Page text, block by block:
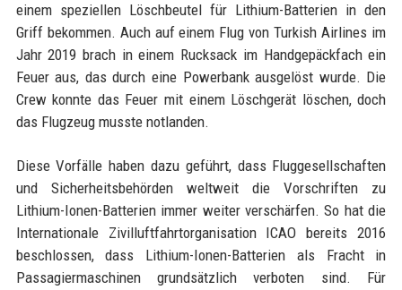
einem speziellen Löschbeutel für Lithium-Batterien in den
Griff bekommen. Auch auf einem Flug von Turkish Airlines im
Jahr 2019 brach in einem Rucksack im Handgepäckfach ein
Feuer aus, das durch eine Powerbank ausgelöst wurde. Die
Crew konnte das Feuer mit einem Löschgerät löschen, doch
das Flugzeug musste notlanden.
Diese Vorfälle haben dazu geführt, dass Fluggesellschaften
und Sicherheitsbehörden weltweit die Vorschriften zu
Lithium-Ionen-Batterien immer weiter verschärfen. So hat die
Internationale Zivilluftfahrtorganisation ICAO bereits 2016
beschlossen, dass Lithium-Ionen-Batterien als Fracht in
Passagiermaschinen grundsätzlich verboten sind. Für